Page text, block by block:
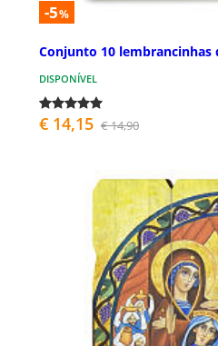
-5%
Conjunto 10 lembrancinhas
DISPONÍVEL
€ 14,15 € 14,90